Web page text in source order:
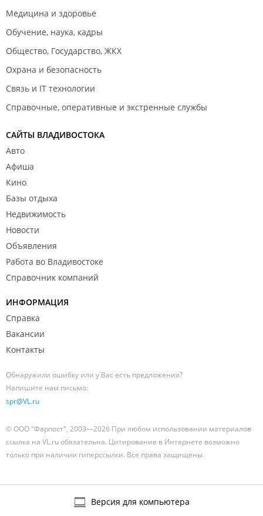
Медицина и здоровье
Обучение, наука, кадры
Общество, Государство, ЖКХ
Охрана и безопасность
Связь и IT технологии
Справочные, оперативные и экстренные службы
САЙТЫ ВЛАДИВОСТОКА
Авто
Афиша
Кино
Базы отдыха
Недвижимость
Новости
Объявления
Работа во Владивостоке
Справочник компаний
ИНФОРМАЦИЯ
Справка
Вакансии
Контакты
Обнаружили ошибку или у Вас есть предложения?
Напишите нам письмо:
spr@VL.ru
© ООО "Фарпост", 2003—2026 При любом использовании материалов
ссылка на VL.ru обязательна. Цитирование в Интернете возможно
только при наличии гиперссылки. Все права защищены.
Версия для компьютера